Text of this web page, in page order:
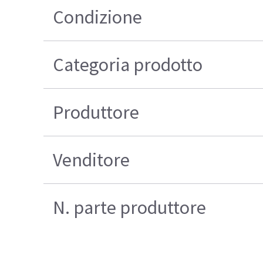
Condizione
Categoria prodotto
Produttore
Venditore
N. parte produttore